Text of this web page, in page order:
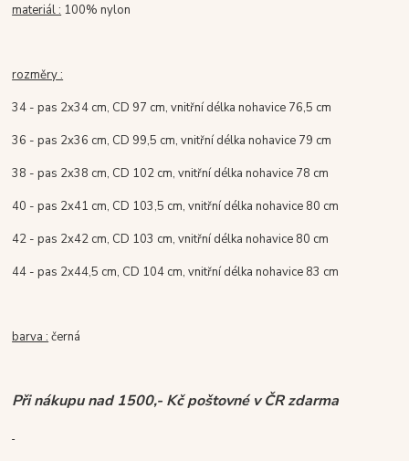
materiál : 100% nylon
rozměry :
34 - pas 2x34 cm, CD 97 cm, vnitřní délka nohavice 76,5 cm
36 - pas 2x36 cm, CD 99,5 cm, vnitřní délka nohavice 79 cm
38 - pas 2x38 cm, CD 102 cm, vnitřní délka nohavice 78 cm
40 - pas 2x41 cm, CD 103,5 cm, vnitřní délka nohavice 80 cm
42 - pas 2x42 cm, CD 103 cm, vnitřní délka nohavice 80 cm
44 - pas 2x44,5 cm, CD 104 cm, vnitřní délka nohavice 83 cm
barva : černá
Při nákupu nad 1500,- Kč poštovné v ČR zdarma